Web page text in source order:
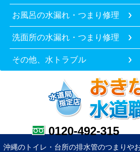
お風呂の水漏れ・つまり修理
洗面所の水漏れ・つまり修理
その他、水トラブル
0120-492-315
沖縄のトイレ・台所の排水管のつまりや